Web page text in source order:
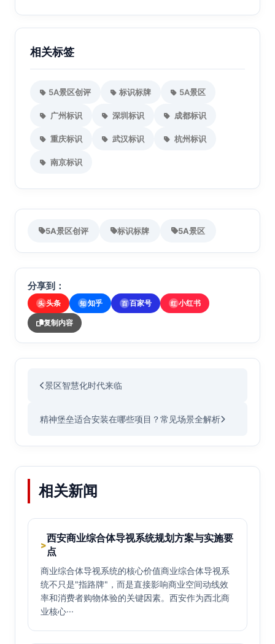
相关标签
5A景区创评 标识标牌 5A景区
广州标识 深圳标识 成都标识
重庆标识 武汉标识 杭州标识
南京标识
5A景区创评 标识标牌 5A景区
分享到：
头 头条 知 知乎 百 百家号 红 小红书
复制内容
景区智慧化时代来临
精神堡垒适合安装在哪些项目？常见场景全解析
相关新闻
>
西安商业综合体导视系统规划方案与实施要
点
商业综合体导视系统的核心价值商业综合体导视系
统不只是"指路牌"，而是直接影响商业空间动线效
率和消费者购物体验的关键因素。西安作为西北商
业核心···